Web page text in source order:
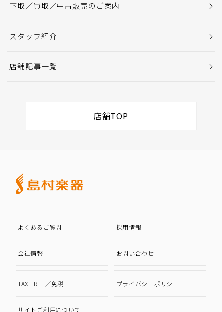
下取／買取／中古販売のご案内
スタッフ紹介
店舗記事一覧
店舗TOP
よくあるご質問 採用情報
会社情報 お問い合わせ
TAX FREE／免税 プライバシーポリシー
サイトご利用について